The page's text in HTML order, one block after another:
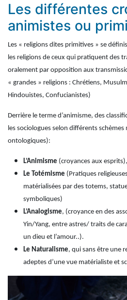
Les différentes
animistes ou
Les « religions dites primitives » se
les religions de ceux qui pratiquent des
oralement par opposition aux
« grandes » religions : Chrétiens,
Hindouistes, Confucianistes)
Derrière le terme d’animisme, des
les sociologues selon différents
ontologiques):
L’Animisme (croyances aux
Le Totémisme (Pratiques
matérialisées par des totems,
symboliques)
L’Analogisme, (croyance en des
Yin/Yang, entre astres/ traits de
un dieu et l’amour..).
Le Naturalisme, qui sans être une
adeptes d’une vue matérialiste et